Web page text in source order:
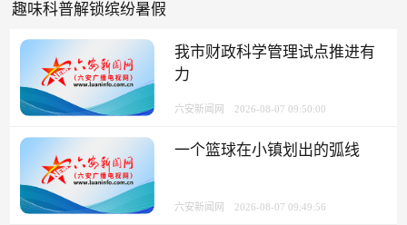
趣味科普解锁缤纷暑假
我市财政科学管理试点推进有
力
六安新闻网 2026-08-07 09:50:00
一个篮球在小镇划出的弧线
六安新闻网 2026-08-07 09:49:56